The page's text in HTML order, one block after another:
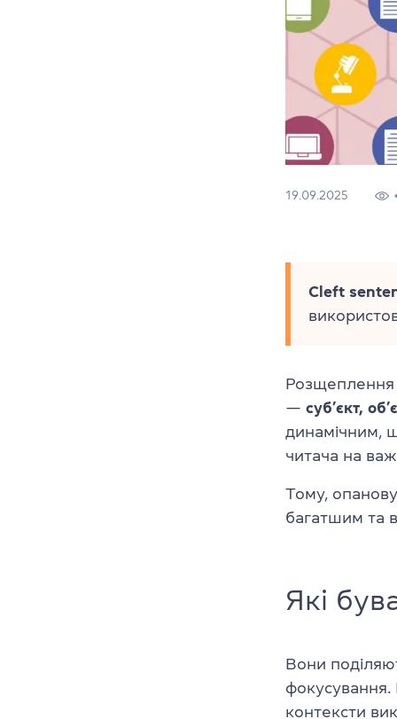
19.09.2025
Cleft
Розщеплення
— суб’єкт,
динамічним,
читача на
Тому,
багатшим та
Які
Вони
фокусування.
контексти